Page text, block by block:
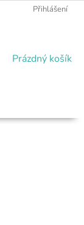
Přihlášení
NÁKUPNÍ
Prázdný košík